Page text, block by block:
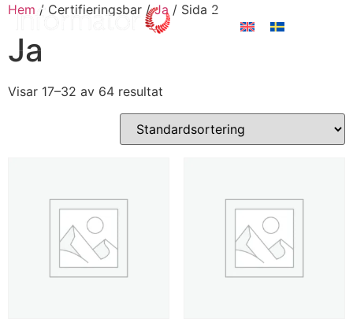
Hem / Certifieringsbar /Ja/ Sida 2
Ja
Visar 17–32 av 64 resultat